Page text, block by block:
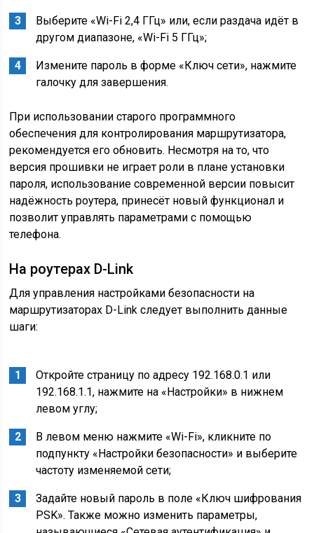
Выберите «Wi-Fi 2,4 ГГц» или, если раздача идёт в
другом диапазоне, «Wi-Fi 5 ГГц»;
Измените пароль в форме «Ключ сети», нажмите
галочку для завершения.
При использовании старого программного
обеспечения для контролирования маршрутизатора,
рекомендуется его обновить. Несмотря на то, что
версия прошивки не играет роли в плане установки
пароля, использование современной версии повысит
надёжность роутера, принесёт новый функционал и
позволит управлять параметрами с помощью
телефона.
На роутерах D-Link
Для управления настройками безопасности на
маршрутизаторах D-Link следует выполнить данные
шаги:
Откройте страницу по адресу 192.168.0.1 или
192.168.1.1, нажмите на «Настройки» в нижнем
левом углу;
В левом меню нажмите «Wi-Fi», кликните по
подпункту «Настройки безопасности» и выберите
частоту изменяемой сети;
Задайте новый пароль в поле «Ключ шифрования
PSK». Также можно изменить параметры,